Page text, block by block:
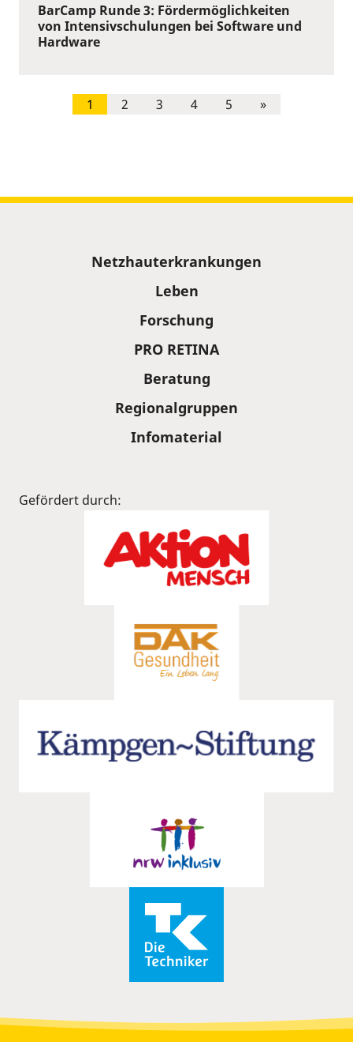
BarCamp Runde 3: Fördermöglichkeiten
von Intensivschulungen bei Software und
Hardware
1 2 3 4 5 »
Netzhauterkrankungen
Leben
Forschung
PRO RETINA
Beratung
Regionalgruppen
Infomaterial
Gefördert durch: